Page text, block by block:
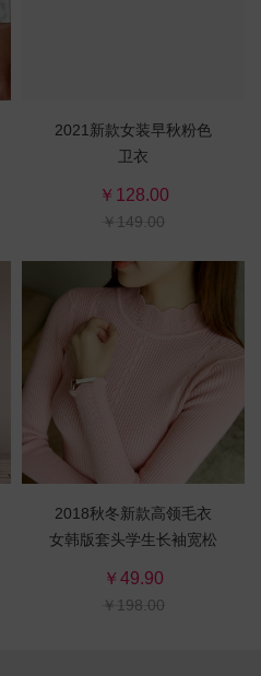
2021新款女装早秋粉色
卫衣
￥128.00
￥149.00
2018秋冬新款高领毛衣
女韩版套头学生长袖宽松
￥49.90
￥198.00